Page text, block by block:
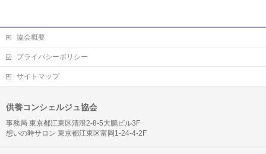
協会概要
プライバシーポリシー
サイトマップ
供養コンシェルジュ協会
事務局 東京都江東区清澄2-8-5大鵬ビル3F
想いの時サロン 東京都江東区富岡1-24-4-2F